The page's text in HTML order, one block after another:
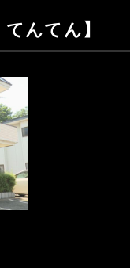
んてん】